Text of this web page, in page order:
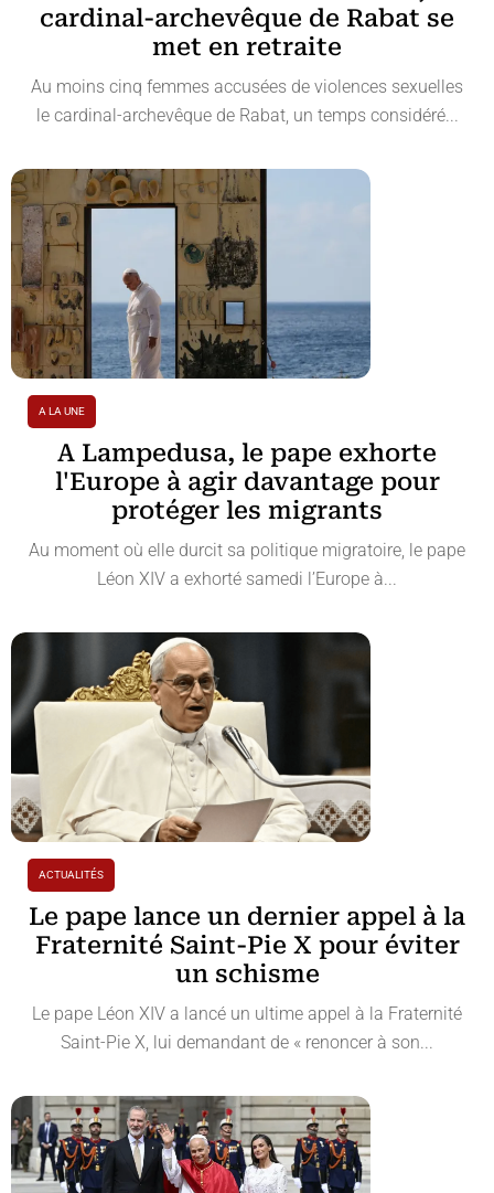
cardinal-archevêque de Rabat se
met en retraite
Au moins cinq femmes accusées de violences sexuelles
le cardinal-archevêque de Rabat, un temps considéré...
A LA UNE
A Lampedusa, le pape exhorte
l'Europe à agir davantage pour
protéger les migrants
Au moment où elle durcit sa politique migratoire, le pape
Léon XIV a exhorté samedi l’Europe à...
ACTUALITÉS
Le pape lance un dernier appel à la
Fraternité Saint-Pie X pour éviter
un schisme
Le pape Léon XIV a lancé un ultime appel à la Fraternité
Saint-Pie X, lui demandant de « renoncer à son...